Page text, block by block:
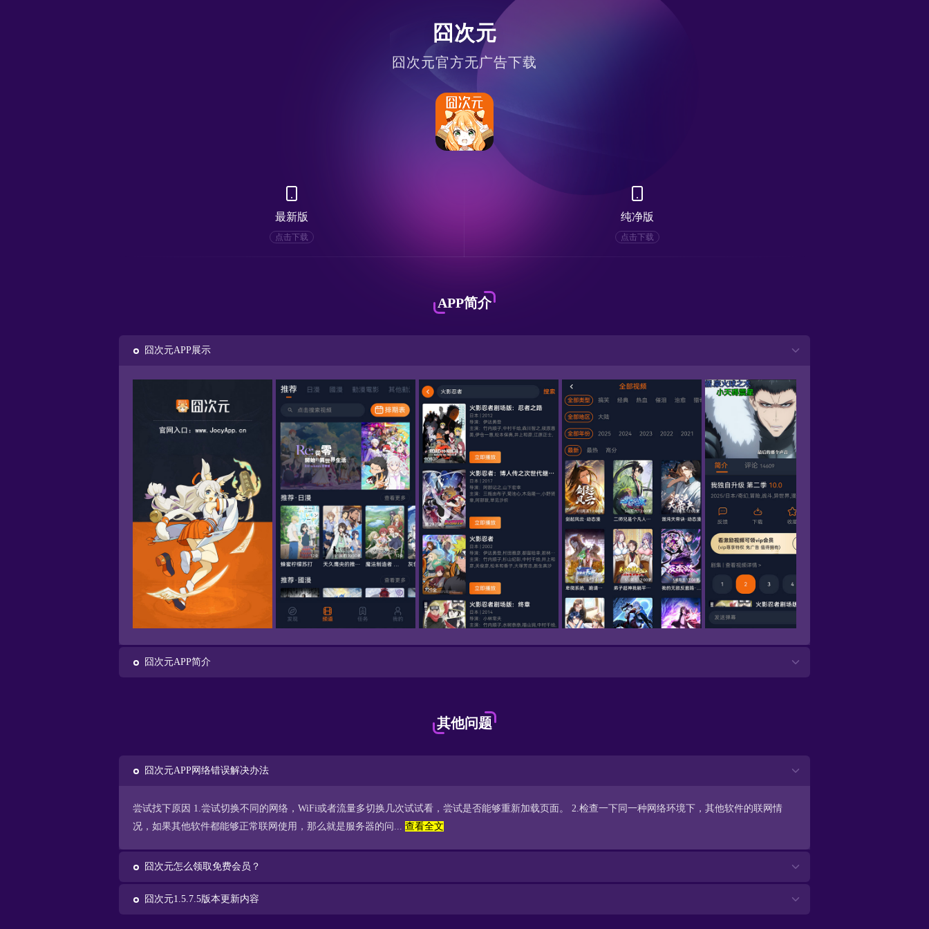
囧次元
囧次元官方无广告下载
最新版
点击下载
纯净版
点击下载
APP简介
囧次元APP展示
囧次元APP简介
其他问题
囧次元APP网络错误解决办法
尝试找下原因 1.尝试切换不同的网络，WiFi或者流量多切换几次试试看，尝试是否能够重新加载页面。 2.检查一下同一种网络环境下，其他软件的联网情
况，如果其他软件都能够正常联网使用，那么就是服务器的问... 查看全文
囧次元怎么领取免费会员？
囧次元1.5.7.5版本更新内容